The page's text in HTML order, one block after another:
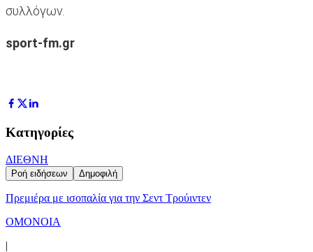
συλλόγων.
sport-fm.gr
Κατηγορίες
ΔΙΕΘΝΗ
Ροή ειδήσεων Δημοφιλή
Πρεμιέρα με ισοπαλία για την Σεντ Τρούιντεν
ΟΜΟΝΟΙΑ
|